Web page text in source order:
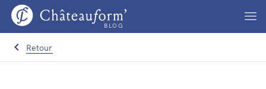
BLOG
Retour